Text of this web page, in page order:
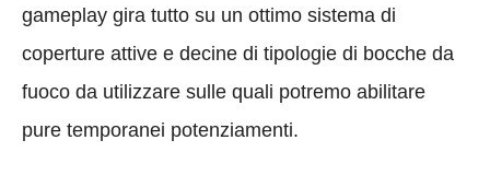
gameplay gira tutto su un ottimo sistema di
coperture attive e decine di tipologie di bocche da
fuoco da utilizzare sulle quali potremo abilitare
pure temporanei potenziamenti.